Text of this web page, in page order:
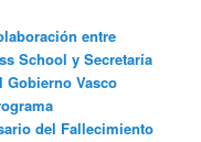
entre
School y Secretaría
Gobierno Vasco
del Fallecimiento